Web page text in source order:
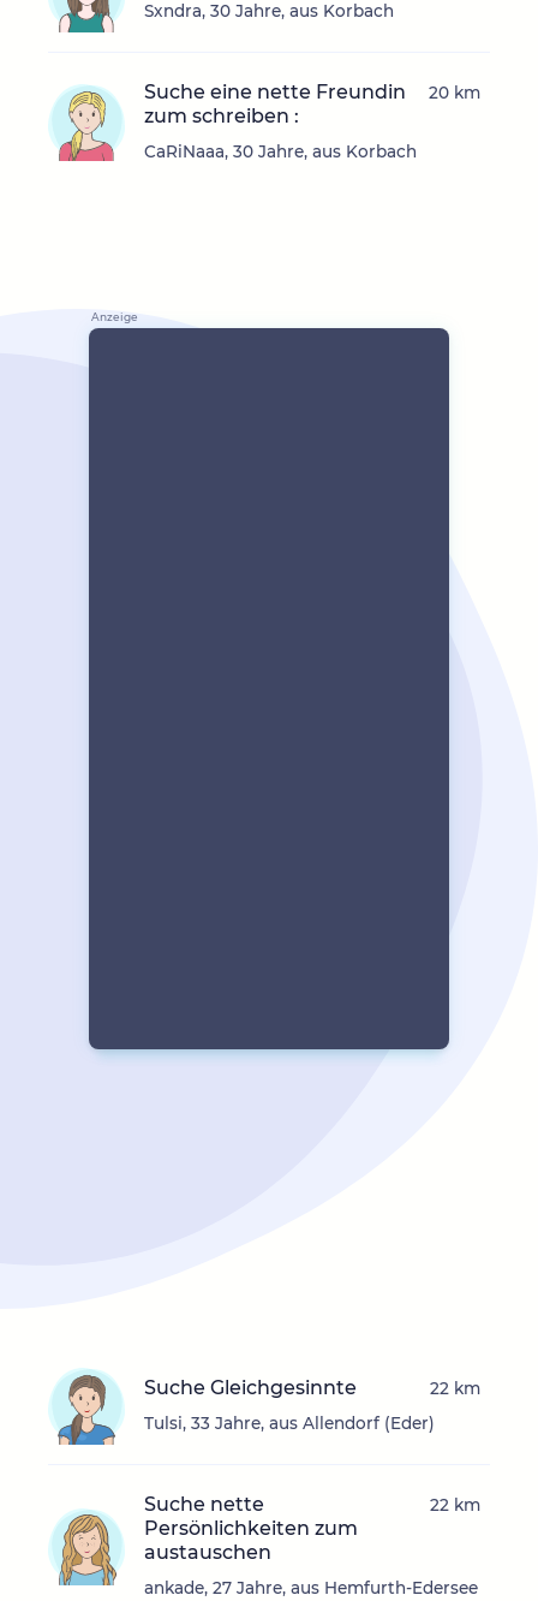
Sxndra, 30 Jahre, aus Korbach
Suche eine nette Freundin
zum schreiben :
CaRiNaaa, 30 Jahre, aus Korbach
20 km
Suche Gleichgesinnte
Tulsi, 33 Jahre, aus Allendorf (Eder)
22 km
Suche nette
Persönlichkeiten zum
austauschen
ankade, 27 Jahre, aus Hemfurth-Edersee
22 km